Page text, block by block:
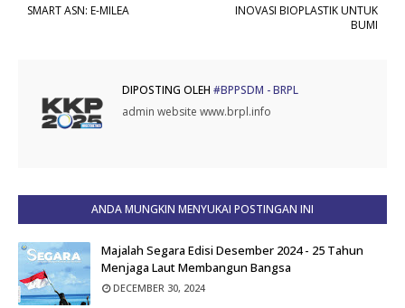
INOVASI BIOPLASTIK UNTUK
BUMI
SMART ASN: E-MILEA
DIPOSTING OLEH #BPPSDM - BRPL
admin website www.brpl.info
ANDA MUNGKIN MENYUKAI POSTINGAN INI
Majalah Segara Edisi Desember 2024 - 25 Tahun
Menjaga Laut Membangun Bangsa
DECEMBER 30, 2024